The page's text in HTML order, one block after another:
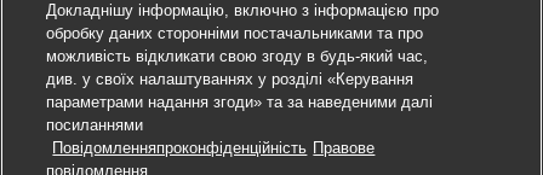
Подати заявку
Докладнішу інформацію, включно з інформацією про
обробку даних сторонніми постачальниками та про
можливість відкликати свою згоду в будь-який час,
див. у своїх налаштуваннях у розділі «Керування
параметрами надання згоди» та за наведеними далі
посиланнями
Повідомленняпроконфіденційність Правове
повідомлення